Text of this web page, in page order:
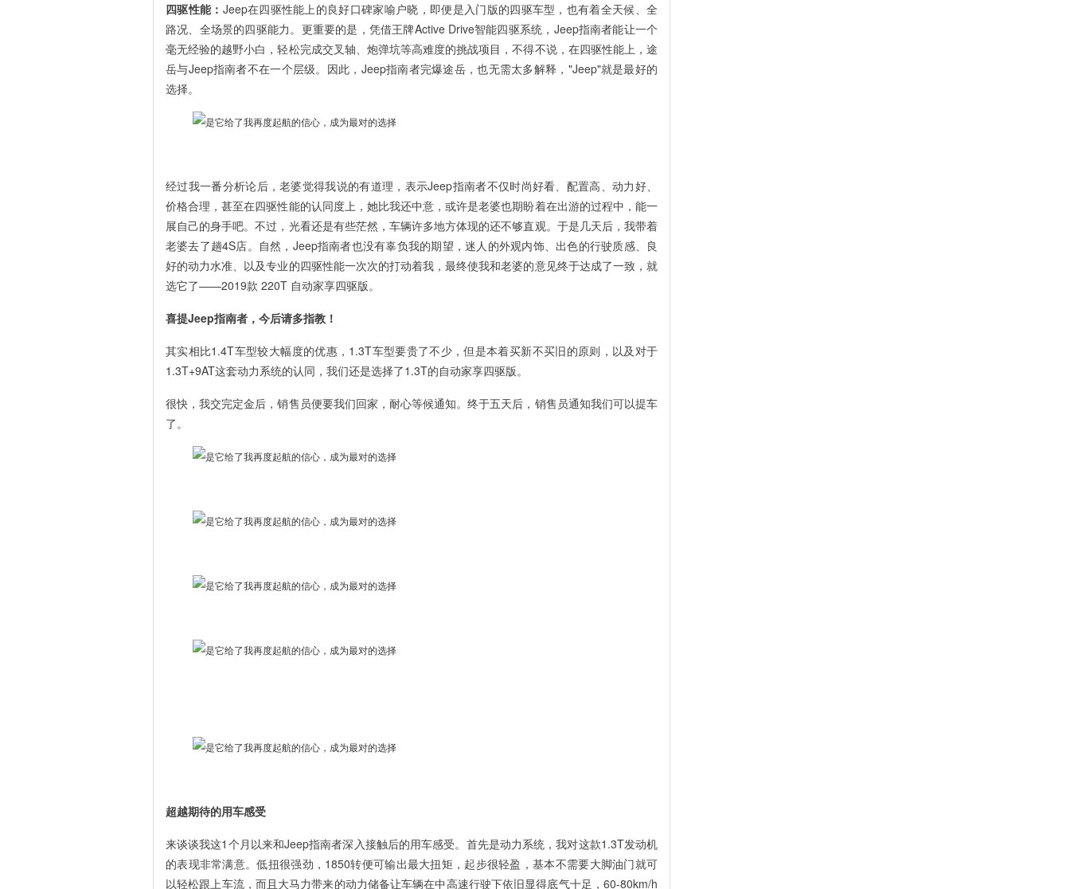
四驱性能： Jeep在四驱性能上的良好口碑家喻户晓，即便是入门版的四驱车型，也有着全天候、全
路况、全场景的四驱能力。更重要的是，凭借王牌Active Drive智能四驱系统，Jeep指南者能让一个
毫无经验的越野小白，轻松完成交叉轴、炮弹坑等高难度的挑战项目，不得不说，在四驱性能上，途
岳与Jeep指南者不在一个层级。因此，Jeep指南者完爆途岳，也无需太多解释，"Jeep"就是最好的
选择。
经过我一番分析论后，老婆觉得我说的有道理，表示Jeep指南者不仅时尚好看、配置高、动力好、
价格合理，甚至在四驱性能的认同度上，她比我还中意，或许是老婆也期盼着在出游的过程中，能一
展自己的身手吧。不过，光看还是有些茫然，车辆许多地方体现的还不够直观。于是几天后，我带着
老婆去了趟4S店。自然，Jeep指南者也没有辜负我的期望，迷人的外观内饰、出色的行驶质感、良
好的动力水准、以及专业的四驱性能一次次的打动着我，最终使我和老婆的意见终于达成了一致，就
选它了——2019款 220T 自动家享四驱版。
喜提Jeep指南者，今后请多指教！
其实相比1.4T车型较大幅度的优惠，1.3T车型要贵了不少，但是本着买新不买旧的原则，以及对于
1.3T+9AT这套动力系统的认同，我们还是选择了1.3T的自动家享四驱版。
很快，我交完定金后，销售员便要我们回家，耐心等候通知。终于五天后，销售员通知我们可以提车
了。
超越期待的用车感受
来谈谈我这1个月以来和Jeep指南者深入接触后的用车感受。首先是动力系统，我对这款1.3T发动机
的表现非常满意。低扭很强劲，1850转便可输出最大扭矩，起步很轻盈，基本不需要大脚油门就可
以轻松跟上车流，而且大马力带来的动力储备让车辆在中高速行驶下依旧显得底气十足，60-80km/h